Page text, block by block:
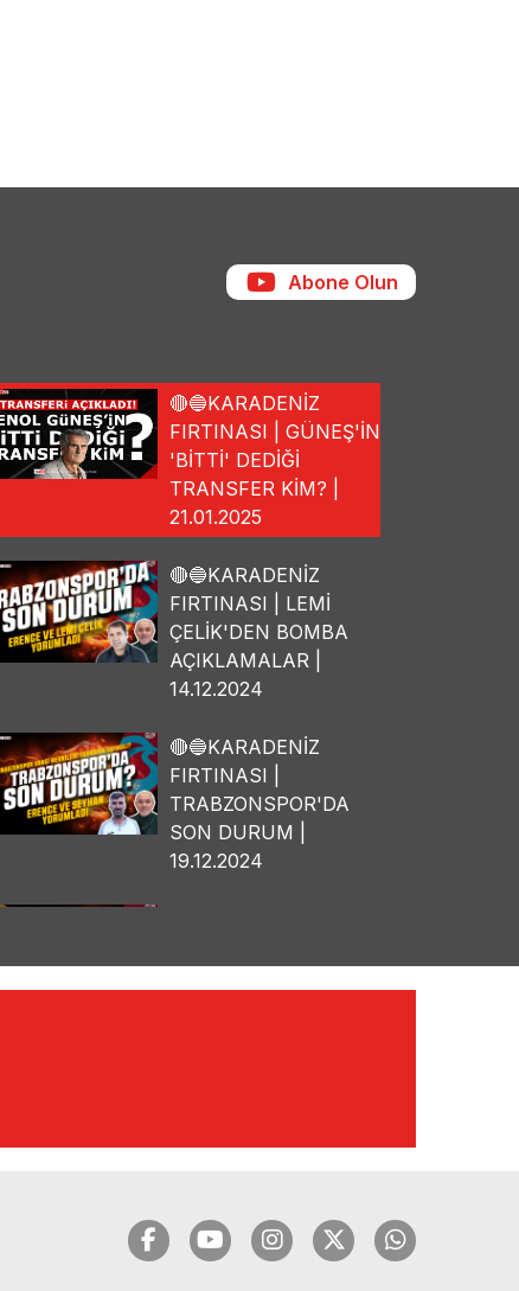
Abone Olun
🔴🔵KARADENİZ
FIRTINASI | GÜNEŞ'İN
'BİTTİ' DEDİĞİ
TRANSFER KİM? |
21.01.2025
🔴🔵KARADENİZ
FIRTINASI | LEMİ
ÇELİK'DEN BOMBA
AÇIKLAMALAR |
14.12.2024
🔴🔵KARADENİZ
FIRTINASI |
TRABZONSPOR'DA
SON DURUM |
19.12.2024
FIRTINASI | YILMAZ
06.12.2024